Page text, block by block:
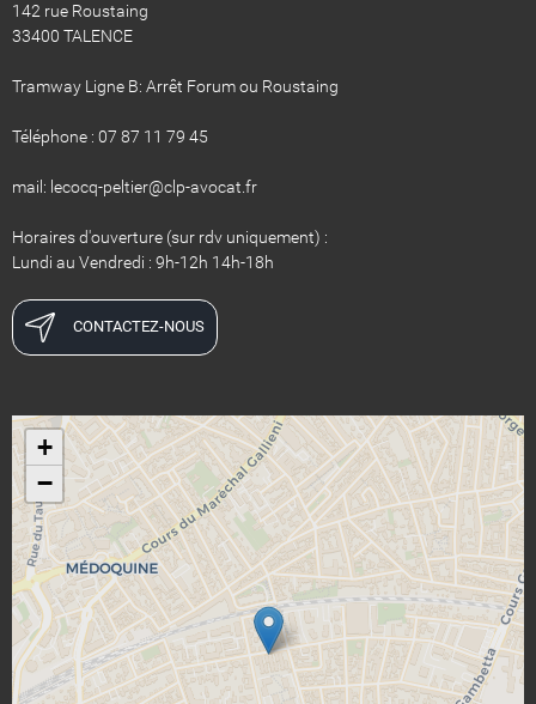
142 rue Roustaing
33400 TALENCE
Tramway Ligne B: Arrêt Forum ou Roustaing
Téléphone : 07 87 11 79 45
​​​​​​​mail: lecocq-peltier@clp-avocat.fr
Horaires d'ouverture (sur rdv uniquement) :
Lundi au Vendredi : 9h-12h 14h-18h
CONTACTEZ-NOUS
+
−